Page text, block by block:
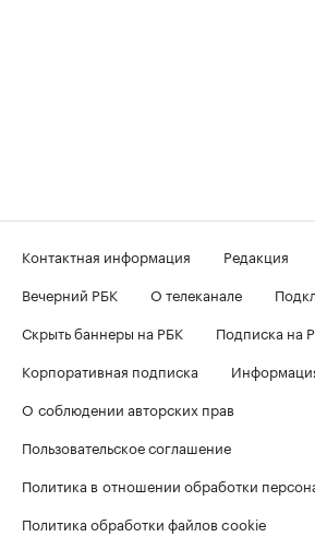
Контактная информация Редакция
Вечерний РБК
О телеканале
Скрыть баннеры на РБК
Подписка на
Корпоративная подписка
О соблюдении авторских прав
Пользовательское соглашение
Политика в отношении обработки
Политика обработки файлов cookie